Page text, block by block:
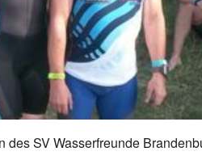
des SV Wasserfreunde